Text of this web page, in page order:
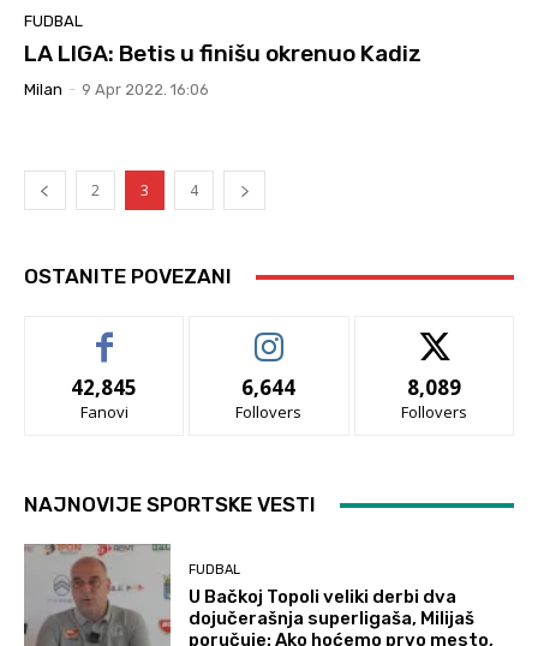
FUDBAL
LA LIGA: Betis u finišu okrenuo Kadiz
Milan - 9 Apr 2022. 16:06
2 3 4
OSTANITE POVEZANI
42,845
Fanovi
6,644
Follovers
8,089
Follovers
NAJNOVIJE SPORTSKE VESTI
FUDBAL
U Bačkoj Topoli veliki derbi dva
dojučerašnja superligaša, Milijaš
poručuje: Ako hoćemo prvo mesto,